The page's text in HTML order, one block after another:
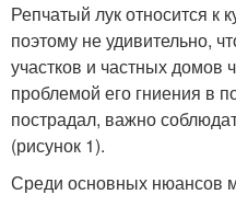
Репчатый лук относится к
поэтому не удивительно,
участков и частных домов
проблемой его гниения в
пострадал, важно
(рисунок 1).
Среди основных нюансов